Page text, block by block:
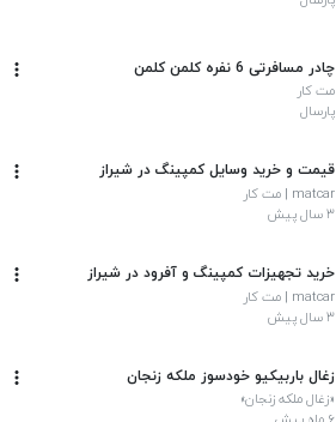
چادر مسافرتی 6 نفره کلمن کلمن
مت کار
پارسال
قیمت و خرید وسایل کمپینگ در شیراز
matcar | مت کار
۳ سال پیش
خرید تجهیزات کمپینگ و آفرود در شیراز
matcar | مت کار
۳ سال پیش
زغال باربیکیو خودسوز ملکه زنجان
«زغال ملکه زنجان»